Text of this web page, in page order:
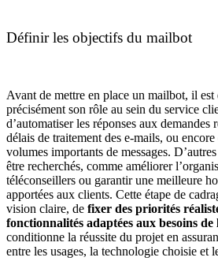
Définir les objectifs du mailbot
Avant de mettre en place un mailbot, il est
précisément son rôle au sein du service
d’automatiser les réponses aux demandes
délais de traitement des e-mails, ou
volumes importants de messages.
être recherchés, comme améliorer
téléconseillers ou garantir une meilleure
apportées aux clients. Cette étape de
vision claire, de fixer des priorités
fonctionnalités adaptées aux besoins de
conditionne la réussite du projet en
entre les usages, la technologie choisie et